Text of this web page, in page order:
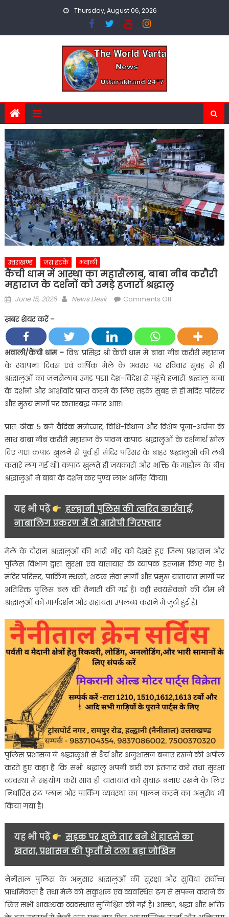
Thursday, August 06, 2026
उत्तराखण्ड ज़रा हटके भवाली
कैंची धाम में आस्था का महासैलाब, बाबा नीब करौरी
महाराज के दर्शनों को उमड़े हजारों श्रद्धालु
Posted
June 15, 2026 Author
News Desk Comments Offon
में
आस्था
का
महासैलाब,
बाबा
नीब
के
दर्शनों
को
उमड़े
ख़बर शेयर करें -
भवाली/कैंची धाम – विश्व प्रसिद्ध श्री कैंची धाम में बाबा नीब करौरी महाराज
के स्थापना दिवस एवं वार्षिक मेले के अवसर पर रविवार सुबह से ही
श्रद्धालुओं का जनसैलाब उमड़ पड़ा। देश-विदेश से पहुंचे हजारों श्रद्धालु बाबा
के दर्शनों और आशीर्वाद प्राप्त करने के लिए तड़के सुबह से ही मंदिर परिसर
और मुख्य मार्गों पर कतारबद्ध नजर आए।
प्रातः ठीक 5 बजे वैदिक मंत्रोच्चार, विधि-विधान और विशेष पूजा-अर्चना के
साथ बाबा नीब करौरी महाराज के पावन कपाट श्रद्धालुओं के दर्शनार्थ खोल
दिए गए। कपाट खुलने से पूर्व ही मंदिर परिसर के बाहर श्रद्धालुओं की लंबी
कतारें लग गई थीं। कपाट खुलते ही जयकारों और भक्ति के माहौल के बीच
श्रद्धालुओं ने बाबा के दर्शन कर पुण्य लाभ अर्जित किया।
यह भी पढ़ें
हल्द्वानी पुलिस की त्वरित कार्रवाई,
नाबालिग प्रकरण में दो आरोपी गिरफ्तार
मेले के दौरान श्रद्धालुओं की भारी भीड़ को देखते हुए जिला प्रशासन और
पुलिस विभाग द्वारा सुरक्षा एवं यातायात के व्यापक इंतजाम किए गए हैं।
मंदिर परिसर, पार्किंग स्थलों, शटल सेवा मार्गों और प्रमुख यातायात मार्गों पर
अतिरिक्त पुलिस बल की तैनाती की गई है। वहीं स्वयंसेवकों की टीम भी
श्रद्धालुओं को मार्गदर्शन और सहायता उपलब्ध कराने में जुटी हुई है।
पुलिस प्रशासन ने श्रद्धालुओं से धैर्य और अनुशासन बनाए रखने की अपील
करते हुए कहा है कि सभी श्रद्धालु अपनी बारी का इंतजार करें तथा सुरक्षा
व्यवस्था में सहयोग करें। साथ ही यातायात को सुचारू बनाए रखने के लिए
निर्धारित रूट प्लान और पार्किंग व्यवस्था का पालन करने का अनुरोध भी
किया गया है।
यह भी पढ़ें
सड़क पर खुले तार बने थे हादसे का
खतरा, प्रशासन की फुर्ती से टला बड़ा जोखिम
नैनीताल पुलिस के अनुसार श्रद्धालुओं की सुरक्षा और सुविधा सर्वोच्च
प्राथमिकता है तथा मेले को सकुशल एवं व्यवस्थित ढंग से संपन्न कराने के
लिए सभी आवश्यक व्यवस्थाएं सुनिश्चित की गई हैं। आस्था, श्रद्धा और भक्ति